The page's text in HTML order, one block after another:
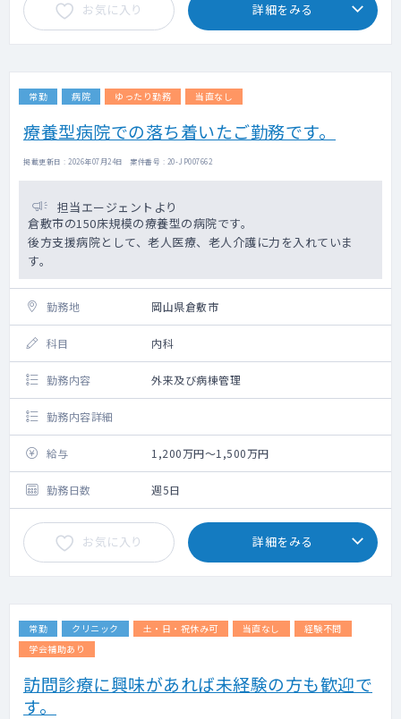
■設備 ：電子カルテ(ソフトウェア)、
MRI、CT、RI、アンギオ、PACS、乳房用デジ
■当直 ：外来担当・病棟担当の2名体制
お気に入り 詳細をみる
常勤 病院 ゆったり勤務 当直なし
療養型病院での落ち着いたご勤務です。
掲載更新日 : 2026年07月24日 案件番号 : 20-JP007662
担当エージェントより
倉敷市の150床規模の療養型の病院です。
後方支援病院として、老人医療、老人介護に力を入れていま
す。
勤務地 岡山県倉敷市
科目 内科
勤務内容 外来及び病棟管理
勤務内容詳細
給与 1,200万円～1,500万円
勤務日数 週5日
お気に入り 詳細をみる
常勤 クリニック 土・日・祝休み可 当直なし
経験不問
学会補助あり
訪問診療に興味があれば未経験の方も歓迎で
す。